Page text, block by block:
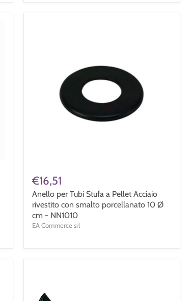
€16,51
Anello per Tubi Stufa a Pellet Acciaio
rivestito con smalto porcellanato 10 Ø
cm - NN1010
EA Commerce srl